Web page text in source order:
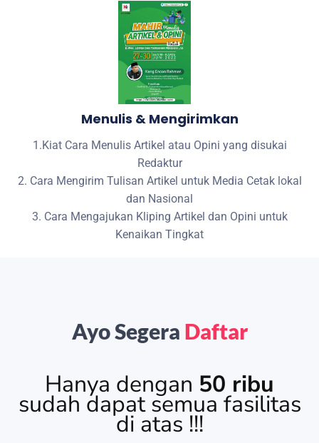
Menulis & Mengirimkan
1.Kiat Cara Menulis Artikel atau Opini yang disukai
Redaktur
2. Cara Mengirim Tulisan Artikel untuk Media Cetak lokal
dan Nasional
3. Cara Mengajukan Kliping Artikel dan Opini untuk
Kenaikan Tingkat
Ayo Segera Daftar
Hanya dengan 50 ribu
sudah dapat semua fasilitas
di atas !!!